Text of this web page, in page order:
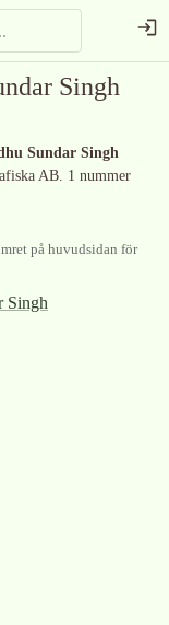
Singh
Sundar Singh
AB. 1 nummer
på huvudsidan för
Singh